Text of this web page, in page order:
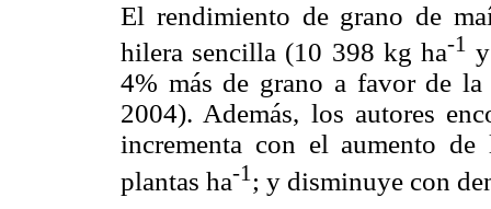
El rendimiento de grano de
hilera sencilla (10 398 kg ha-1
4% más de grano a favor de
2004). Además, los autores
incrementa con el aumento
plantas ha-1 ; y disminuye con